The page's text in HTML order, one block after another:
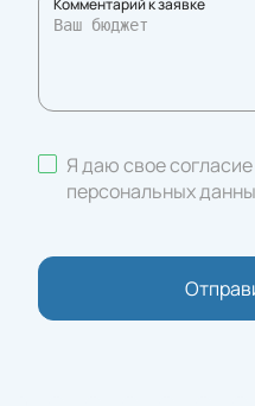
Комментарий к заявке
Я даю свое согласие
персональных